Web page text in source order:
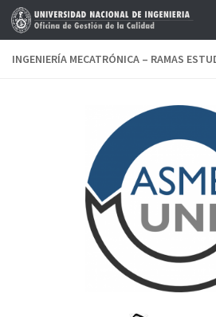
Saltar al contenido
INGENIERÍA MECATRÓNICA – RAMAS